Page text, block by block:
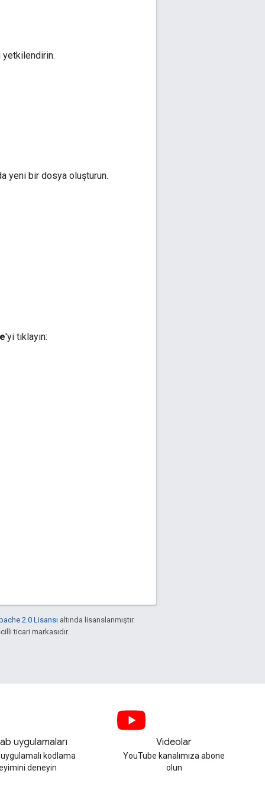
yetkilendirin.
yeni bir dosya oluşturun.
'yi tıklayın:
2.0 Lisansı altında lisanslanmıştır.
ticari markasıdır.
uygulamaları
kodlama
deneyin
Videolar
YouTube kanalımıza abone
olun